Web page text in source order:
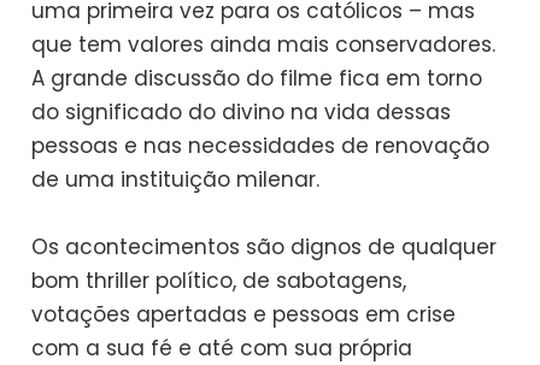
uma primeira vez para os católicos – mas
que tem valores ainda mais conservadores.
A grande discussão do filme fica em torno
do significado do divino na vida dessas
pessoas e nas necessidades de renovação
de uma instituição milenar.
Os acontecimentos são dignos de qualquer
bom thriller político, de sabotagens,
votações apertadas e pessoas em crise
com a sua fé e até com sua própria